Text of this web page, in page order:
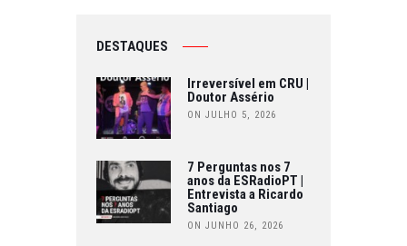
DESTAQUES
Irreversível em CRU |
Doutor Assério
ON JULHO 5, 2026
7 Perguntas nos 7
anos da ESRadioPT |
Entrevista a Ricardo
Santiago
ON JUNHO 26, 2026